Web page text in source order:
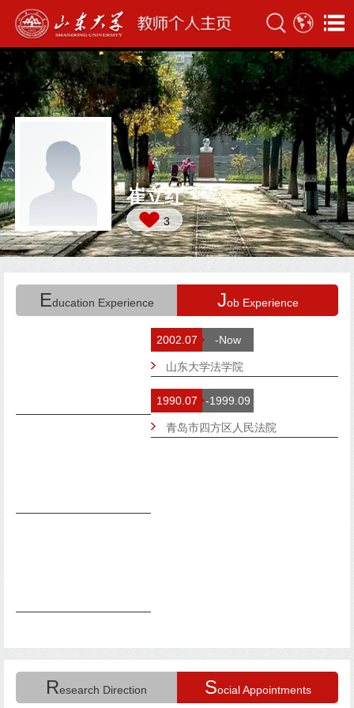
崔立红
3
Education Experience Job Experience
山东大学法学院
-1999.09
青岛市四方区人民法院
Research Direction Social Appointments